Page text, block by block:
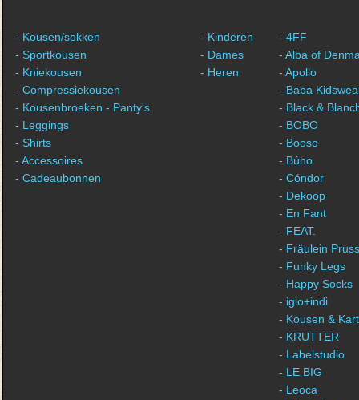
- Kousen/sokken
- Sportkousen
- Kniekousen
- Compressiekousen
- Kousenbroeken - Panty's
- Leggings
- Shirts
- Accessoires
- Cadeaubonnen
- Kinderen
- Dames
- Heren
- 4FF
- Alba of
- Apollo
- Baba
- Black &
- BOBO
- Booso
- Búho
- Cóndor
- Dekoop
- En Fant
- FEAT.
- Fräulein
- Funky Legs
- Happy Socks
- iglo+indi
- Kousen &
- KRUTTER
- Labelstudio
- LE BIG
- Leoca